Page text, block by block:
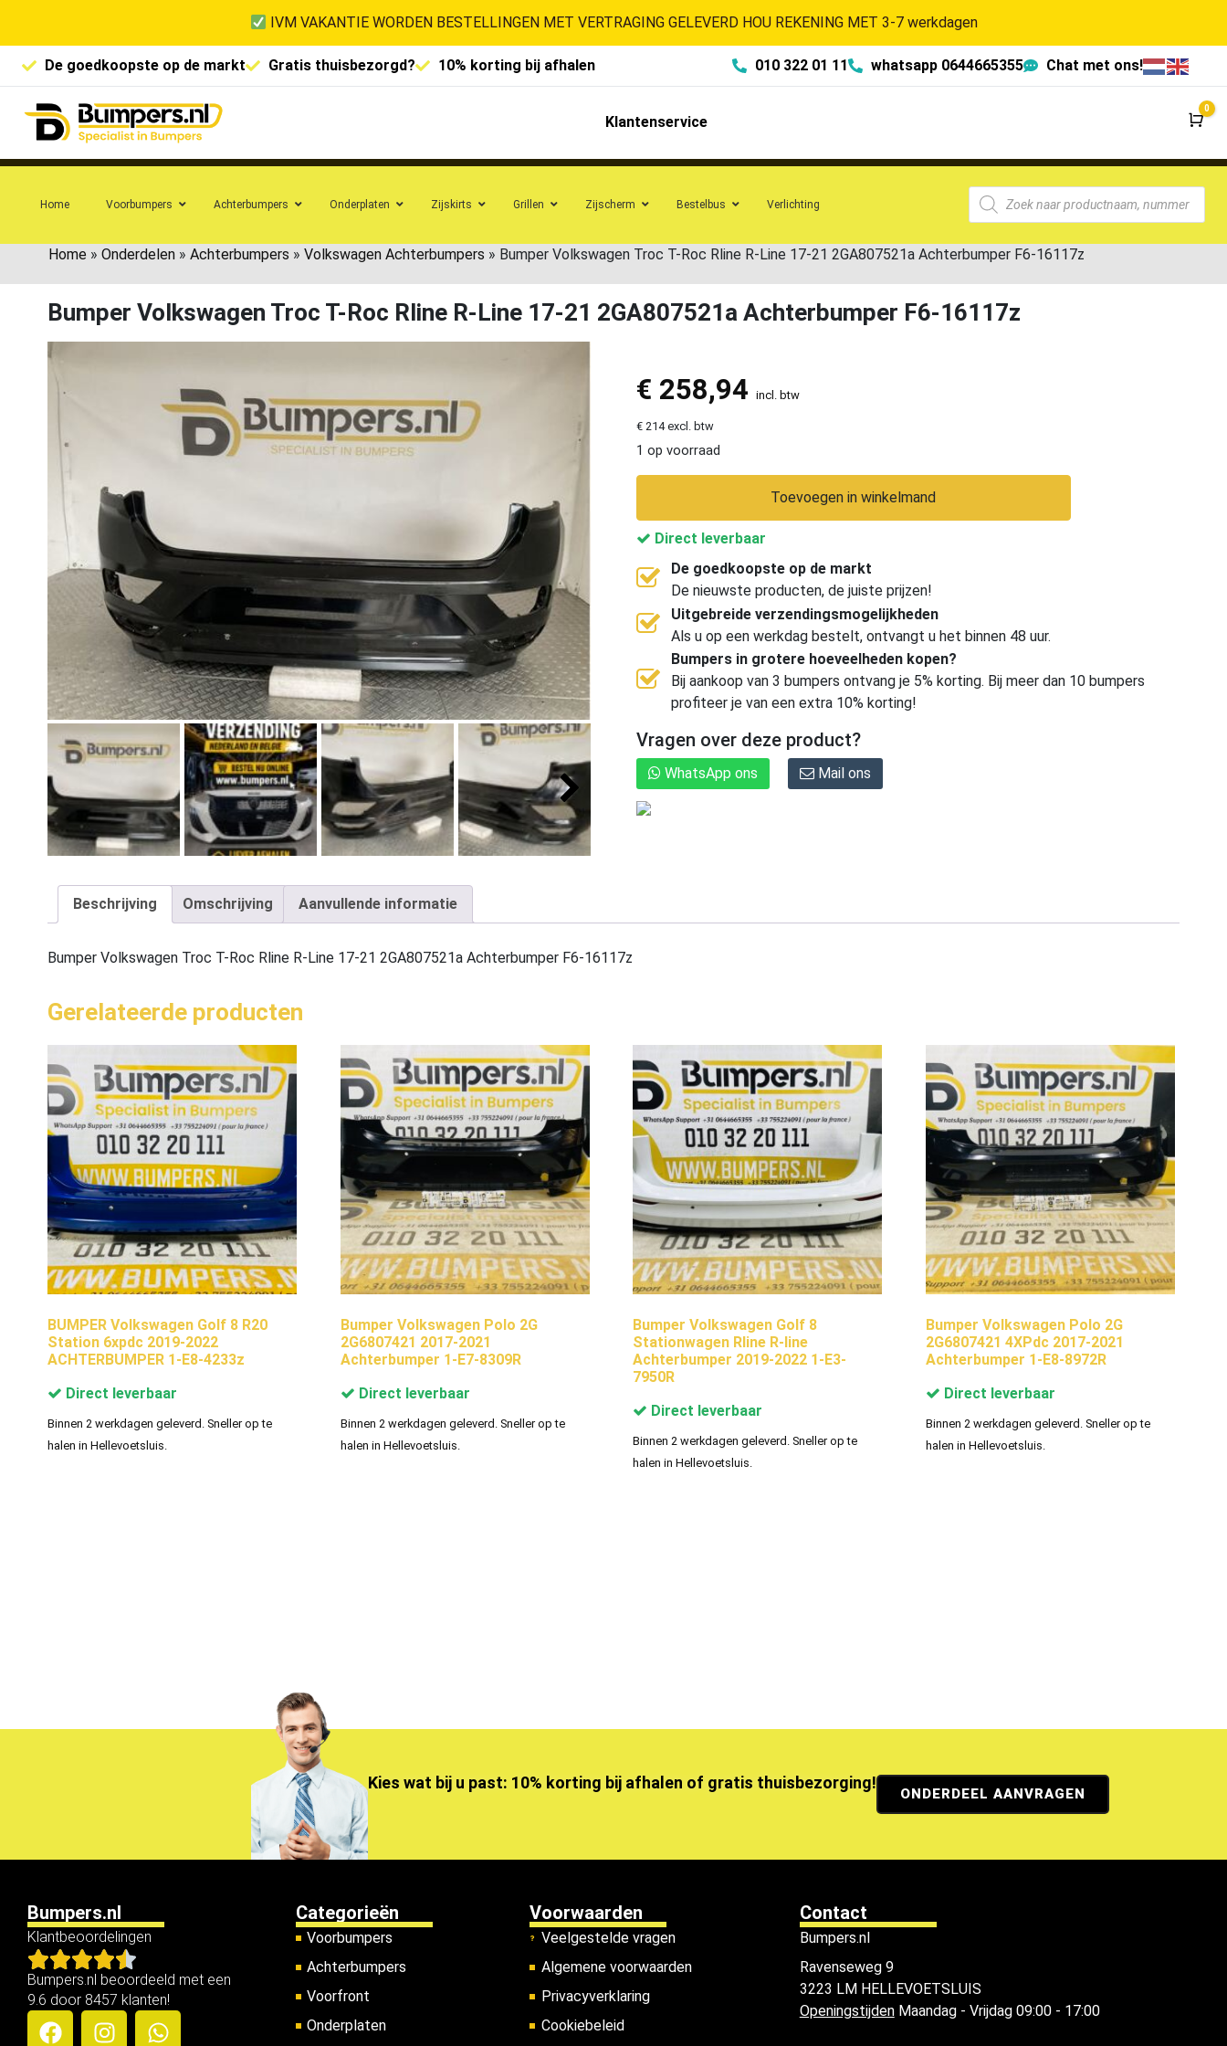
IVM VAKANTIE WORDEN BESTELLINGEN MET VERTRAGING GELEVERD HOU REKENING MET 3-7 werkdagen
De goedkoopste op de markt Gratis thuisbezorgd? 10% korting bij afhalen 010 322 01 11 whatsapp 0644665355 Chat met ons!
Klantenservice
0
Home Voorbumpers Achterbumpers Onderplaten Zijskirts Grillen Zijscherm Bestelbus Verlichting
Home » Onderdelen » Achterbumpers » Volkswagen Achterbumpers » Bumper Volkswagen Troc T-Roc Rline R-Line 17-21 2GA807521a Achterbumper F6-16117z
Bumper Volkswagen Troc T-Roc Rline R-Line 17-21 2GA807521a Achterbumper F6-16117z
€ 258,94 incl. btw
€ 214 excl. btw
1 op voorraad
Toevoegen in winkelmand
Direct leverbaar
De goedkoopste op de markt
De nieuwste producten, de juiste prijzen!
Uitgebreide verzendingsmogelijkheden
Als u op een werkdag bestelt, ontvangt u het binnen 48 uur.
Bumpers in grotere hoeveelheden kopen?
Bij aankoop van 3 bumpers ontvang je 5% korting. Bij meer dan 10 bumpers
profiteer je van een extra 10% korting!
Vragen over deze product?
WhatsApp ons Mail ons
Beschrijving Omschrijving Aanvullende informatie
Bumper Volkswagen Troc T-Roc Rline R-Line 17-21 2GA807521a Achterbumper F6-16117z
Gerelateerde producten
BUMPER Volkswagen Golf 8 R20
Station 6xpdc 2019-2022
ACHTERBUMPER 1-E8-4233z
Direct leverbaar
Binnen 2 werkdagen geleverd. Sneller op te
halen in Hellevoetsluis.
Bumper Volkswagen Polo 2G
2G6807421 2017-2021
Achterbumper 1-E7-8309R
Direct leverbaar
Binnen 2 werkdagen geleverd. Sneller op te
halen in Hellevoetsluis.
Bumper Volkswagen Golf 8
Stationwagen Rline R-line
Achterbumper 2019-2022 1-E3-
7950R
Direct leverbaar
Binnen 2 werkdagen geleverd. Sneller op te
halen in Hellevoetsluis.
Bumper Volkswagen Polo 2G
2G6807421 4XPdc 2017-2021
Achterbumper 1-E8-8972R
Direct leverbaar
Binnen 2 werkdagen geleverd. Sneller op te
halen in Hellevoetsluis.
Kies wat bij u past: 10% korting bij afhalen of gratis thuisbezorging!
ONDERDEEL AANVRAGEN
Bumpers.nl
Klantbeoordelingen
Bumpers.nl beoordeeld met een
9.6 door 8457 klanten!
Categorieën
Voorbumpers
Achterbumpers
Voorfront
Onderplaten
Voorwaarden
Veelgestelde vragen
Algemene voorwaarden
Privacyverklaring
Cookiebeleid
Contact
Bumpers.nl
Ravenseweg 9
3223 LM HELLEVOETSLUIS
OpeningstijdenMaandag - Vrijdag 09:00 - 17:00